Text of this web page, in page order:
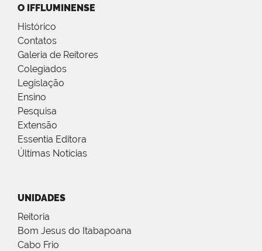
O IFFLUMINENSE
Histórico
Contatos
Galeria de Reitores
Colegiados
Legislação
Ensino
Pesquisa
Extensão
Essentia Editora
Últimas Notícias
UNIDADES
Reitoria
Bom Jesus do Itabapoana
Cabo Frio